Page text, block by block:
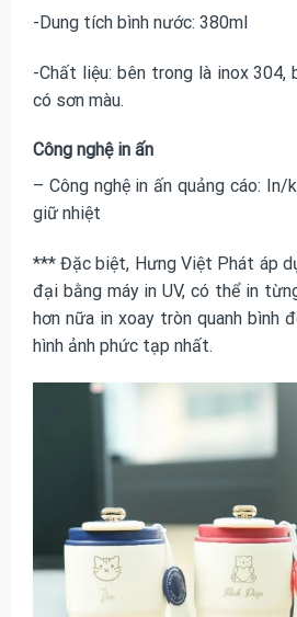
-Dung tích bình nước: 380ml
-Chất liệu: bên trong là inox 304,
có sơn màu.
Công nghệ in ấn
– Công nghệ in ấn quảng cáo:
giữ nhiệt
*** Đặc biệt, Hưng Việt Phát áp
đại bằng máy in UV, có thể in
hơn nữa in xoay tròn quanh bình
hình ảnh phức tạp nhất.